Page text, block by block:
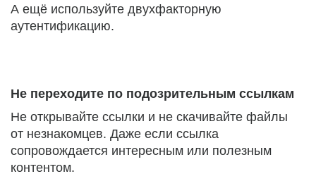
А ещё используйте двухфакторную
аутентификацию.
Не переходите по подозрительным ссылкам
Не открывайте ссылки и не скачивайте файлы
от незнакомцев. Даже если ссылка
сопровождается интересным или полезным
контентом.